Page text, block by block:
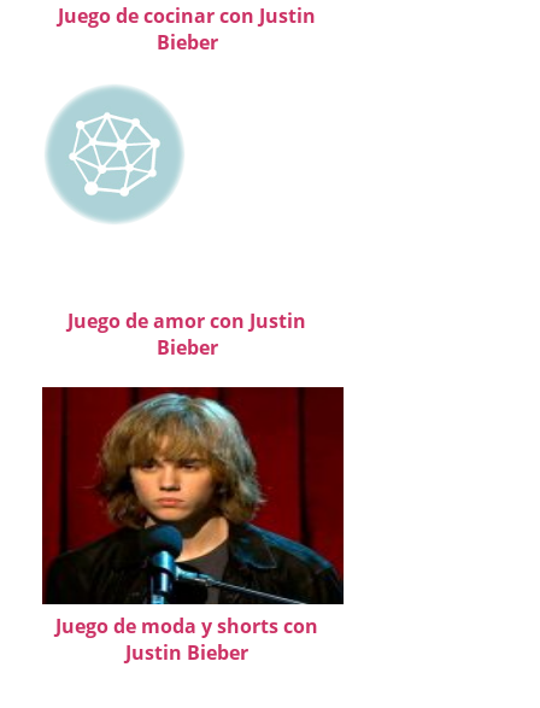
Juego de cocinar con Justin
Bieber
Juego de amor con Justin
Bieber
Juego de moda y shorts con
Justin Bieber